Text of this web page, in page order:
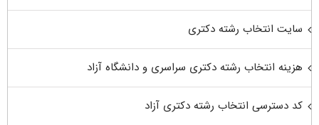
سایت انتخاب رشته دکتری
هزینه انتخاب رشته دکتری سراسری و دانشگاه آزاد
کد دسترسی انتخاب رشته دکتری آزاد